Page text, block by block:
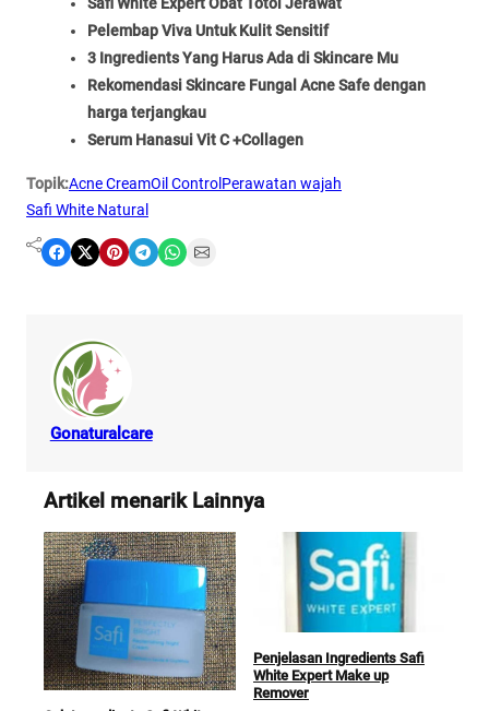
Safi White Expert Obat Totol Jerawat
Pelembap Viva Untuk Kulit Sensitif
3 Ingredients Yang Harus Ada di Skincare Mu
Rekomendasi Skincare Fungal Acne Safe dengan
harga terjangkau
Serum Hanasui Vit C +Collagen
Topik:Acne CreamOil Control Perawatan wajah
Safi White Natural
Share on Facebook Share on X Share on Pinterest Share on Telegram Share on WhatsApp Share on Email
Gonaturalcare
Artikel menarik Lainnya
Penjelasan Ingredients Safi
White Expert Make up
Remover